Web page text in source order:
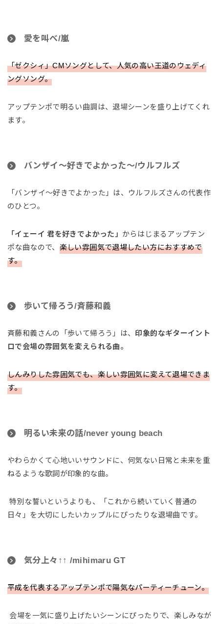
愛を叫べ/嵐
「ゼクシィ」CMソングとして、人気の高い王道のウェディ
ングソング。
アップテンポで明るい曲調は、退場シーンを盛り上げてくれ
ます。
バンザイ〜好きでよかった〜/ウルフルズ
「バンザイ〜好きでよかった」は、ウルフルズさんの代表作
のひとつ。
「イェーイ 君を好きでよかった」 からはじまるアップテン
ポな曲なので、 楽しい雰囲気で退場したい方におすすめで
す。
歩いて帰ろう/斉藤和義
斉藤和義さんの「歩いて帰ろう」は、 印象的なギターイント
ロで会場の雰囲気を変えられる曲。
しんみりした雰囲気でも、楽しい雰囲気に変えて退場できま
す。
明るい未来の話/never young beach
やわらかくて心地いいサウンドに、何気ない日常と未来を重
ねるような歌詞が印象的な曲。
特別な誓いというよりも、「これから続いていく普通の
日々」を大切にしたいカップルにぴったりな退場曲です。
気分上々↑↑ /mihimaru GT
平成を代表するアップテンポで陽気なパーティーチューン。
会場を一気に盛り上げたいシーンにぴったりで、楽しみなが